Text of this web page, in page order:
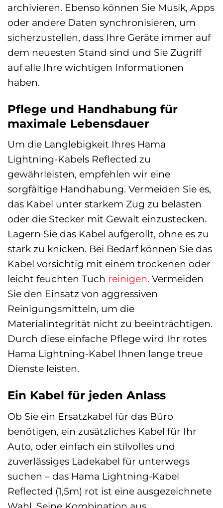
archivieren. Ebenso können Sie Musik, Apps
oder andere Daten synchronisieren, um
sicherzustellen, dass Ihre Geräte immer auf
dem neuesten Stand sind und Sie Zugriff
auf alle Ihre wichtigen Informationen
haben.
Pflege und Handhabung für
maximale Lebensdauer
Um die Langlebigkeit Ihres Hama
Lightning-Kabels Reflected zu
gewährleisten, empfehlen wir eine
sorgfältige Handhabung. Vermeiden Sie es,
das Kabel unter starkem Zug zu belasten
oder die Stecker mit Gewalt einzustecken.
Lagern Sie das Kabel aufgerollt, ohne es zu
stark zu knicken. Bei Bedarf können Sie das
Kabel vorsichtig mit einem trockenen oder
leicht feuchten Tuch reinigen. Vermeiden
Sie den Einsatz von aggressiven
Reinigungsmitteln, um die
Materialintegrität nicht zu beeinträchtigen.
Durch diese einfache Pflege wird Ihr rotes
Hama Lightning-Kabel Ihnen lange treue
Dienste leisten.
Ein Kabel für jeden Anlass
Ob Sie ein Ersatzkabel für das Büro
benötigen, ein zusätzliches Kabel für Ihr
Auto, oder einfach ein stilvolles und
zuverlässiges Ladekabel für unterwegs
suchen – das Hama Lightning-Kabel
Reflected (1,5m) rot ist eine ausgezeichnete